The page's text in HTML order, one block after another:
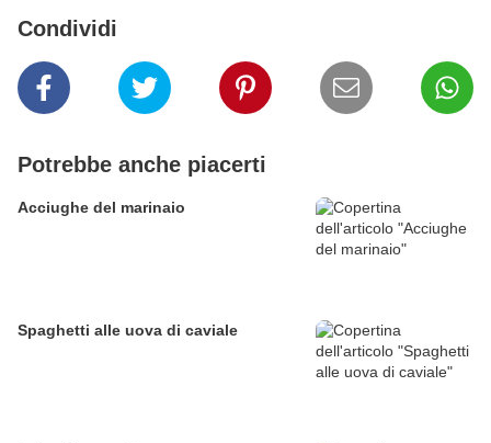
Condividi
Potrebbe anche piacerti
Acciughe del marinaio
Spaghetti alle uova di caviale